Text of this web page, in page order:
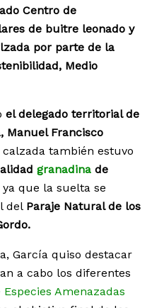
Centro de
de buitre leonado y
por parte de la
Medio
el delegado territorial de
Manuel Francisco
también estuvo
granadina de
ya que la suelta se
del Paraje Natural de los
García quiso destacar
a cabo los diferentes
Amenazadas